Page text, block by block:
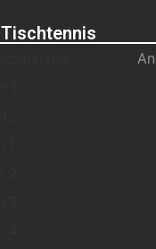
Tischtennis